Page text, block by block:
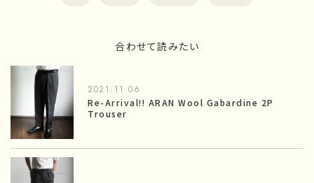
合わせて読みたい
2021.11.06
Re-Arrival!! ARAN Wool Gabardine 2P
Trouser